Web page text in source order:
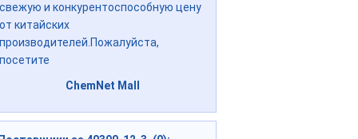
свежую и конкурентоспособную цену
от китайских
производителей.Пожалуйста,
посетите
ChemNet Mall